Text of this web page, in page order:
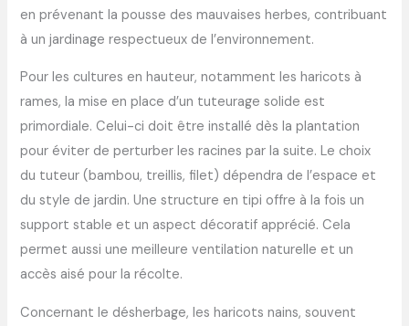
en prévenant la pousse des mauvaises herbes, contribuant
à un jardinage respectueux de l’environnement.
Pour les cultures en hauteur, notamment les haricots à
rames, la mise en place d’un tuteurage solide est
primordiale. Celui-ci doit être installé dès la plantation
pour éviter de perturber les racines par la suite. Le choix
du tuteur (bambou, treillis, filet) dépendra de l’espace et
du style de jardin. Une structure en tipi offre à la fois un
support stable et un aspect décoratif apprécié. Cela
permet aussi une meilleure ventilation naturelle et un
accès aisé pour la récolte.
Concernant le désherbage, les haricots nains, souvent